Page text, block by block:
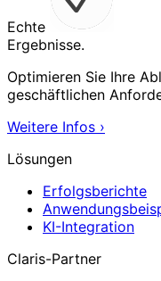
Echte
Ergebnisse.
Optimieren Sie Ihre
geschäftlichen
Weitere Infos ›
Lösungen
Erfolgsberichte
KI-Integration
Claris-Partner